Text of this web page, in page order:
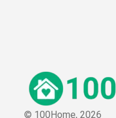
© 100Home, 2026